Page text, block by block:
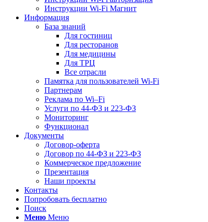
Инструкции Wi-Fi Магнит
Информация
База знаний
Для гостиниц
Для ресторанов
Для медицины
Для ТРЦ
Все отрасли
Памятка для пользователей Wi-Fi
Партнерам
Реклама по Wi–Fi
Услуги по 44-ФЗ и 223-ФЗ
Мониторинг
Функционал
Документы
Договор-оферта
Договор по 44-ФЗ и 223-ФЗ
Коммерческое предложение
Презентация
Наши проекты
Контакты
Попробовать бесплатно
Поиск
Меню Меню